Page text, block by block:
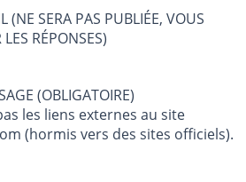
(NE SERA PAS PUBLIÉE, VOUS
RÉPONSES)
TEXTE DE VOTRE MESSAGE (OBLIGATOIRE)
les liens externes au site
(hormis vers des sites officiels).